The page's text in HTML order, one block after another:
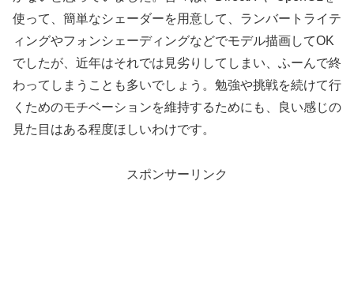
使って、簡単なシェーダーを用意して、ランバートライテ
ィングやフォンシェーディングなどでモデル描画してOK
でしたが、近年はそれでは見劣りしてしまい、ふーんで終
わってしまうことも多いでしょう。勉強や挑戦を続けて行
くためのモチベーションを維持するためにも、良い感じの
見た目はある程度ほしいわけです。
スポンサーリンク